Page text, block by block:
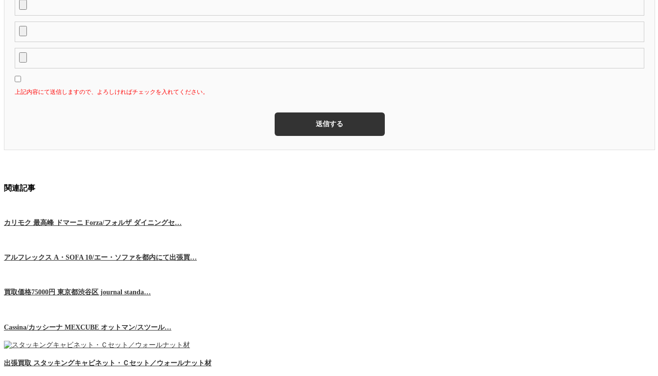
上記内容にて送信しますので、よろしければチェックを入れてください。
関連記事
カリモク 最高峰 ドマーニ Forza/フォルザ ダイニングセ…
アルフレックス A・SOFA 10/エー・ソファを都内にて出張買…
買取価格75000円 東京都渋谷区 journal standa…
Cassina/カッシーナ MEXCUBE オットマン/スツール…
出張買取 スタッキングキャビネット・Ｃセット／ウォールナット材